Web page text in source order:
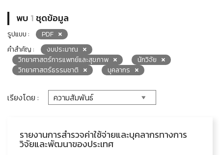
พบ 1ชุดข้อมูล
รูปแบบ :
PDF
คำสำคัญ :
งบประมาณ
วิทยาศาสตร์การแพทย์และสุขภาพ
นักวิจัย
วิทยาศาสตร์ธรรมชาติ
บุคลากร
เรียงโดย :
รายงานการสำรวจค่าใช้จ่ายและบุคลากรทางการ
วิจัยและพัฒนาของประเทศ